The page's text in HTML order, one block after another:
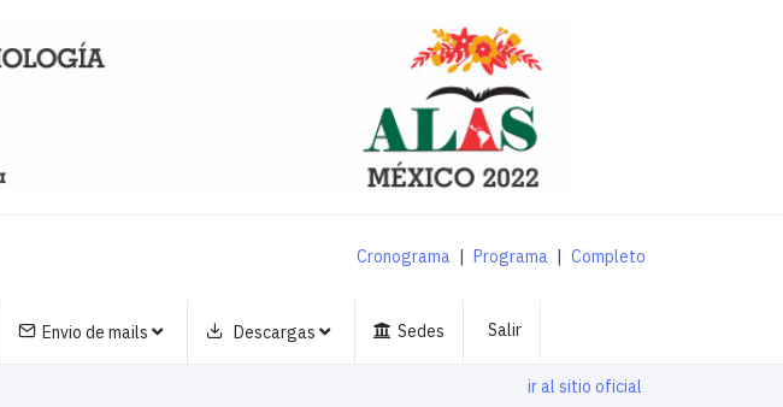
Cronograma | Programa | Completo
Envio de mails Descargas Sedes Salir
ir al sitio oficial